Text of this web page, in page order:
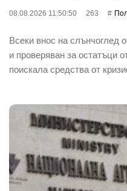
08.08.2026 11:50:50 263
Всеки внос на слънчоглед
и проверяван за остатъци
поискала средства от